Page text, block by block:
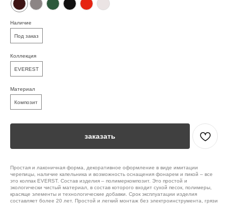
Наличие
Под заказ
Коллекция
EVEREST
Материал
Композит
заказать
Простая и лаконичная форма, декоративное оформление в виде имитации
черепицы, наличие капельника и возможность оснащения фонарем и пикой – все
это колпак EVERST. Состав изделия – полимеркомпозит. Это простой и
экологически чистый материал, в состав которого входит сухой песок, полимеры,
красяще элементы и технологические добавки. Срок эксплуатации изделия
составляет более 20 лет. Простой и легкий монтаж без электроинструмента, грязи